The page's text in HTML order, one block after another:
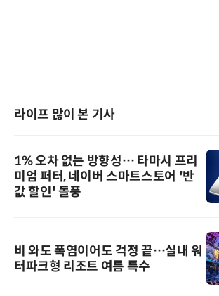
라이프 많이 본 기사
1% 오차 없는 방향성… 타마시 프리
미엄 퍼터, 네이버 스마트스토어 '반
값 할인' 돌풍
비 와도 폭염이어도 걱정 끝…실내 워
터파크형 리조트 여름 특수